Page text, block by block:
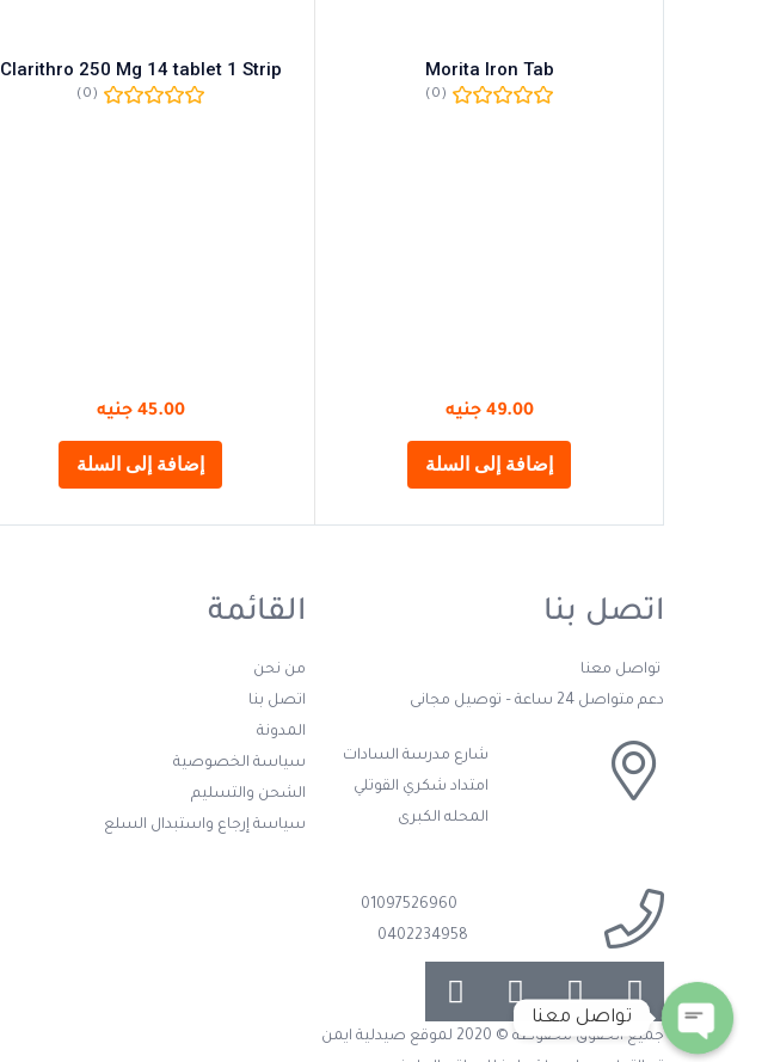
Morita Iron Tab
(0)
49.00 جنيه
إضافة إلى السلة
Clarithro 250 Mg 14 tablet 1 Strip
(0)
45.00 جنيه
إضافة إلى السلة
اتصل بنا
تواصل معنا
دعم متواصل 24 ساعة – توصيل مجانى
شارع مدرسة السادات
امتداد شكري القوتلي
المحله الكبرى
01097526960
0402234958
القائمة
من نحن
اتصل بنا
المدونة
سياسة الخصوصية
الشحن والتسليم
سياسة إرجاع واستبدال السلع
جميع الحقوق محفوظة © 2020 لموقع صيدلية ايمن
تواصل معنا